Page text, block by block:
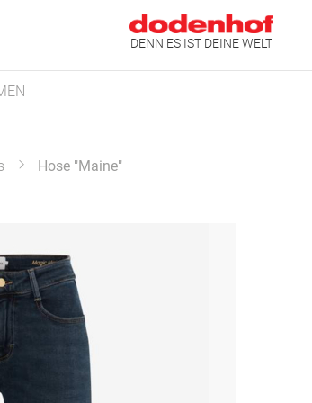
DENN ES IST DEINE WELT
Hose "Maine"